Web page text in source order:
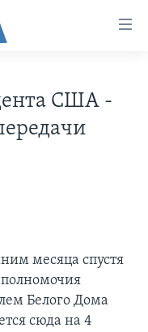
США -
месяца спустя
Белого Дома
сюда на 4